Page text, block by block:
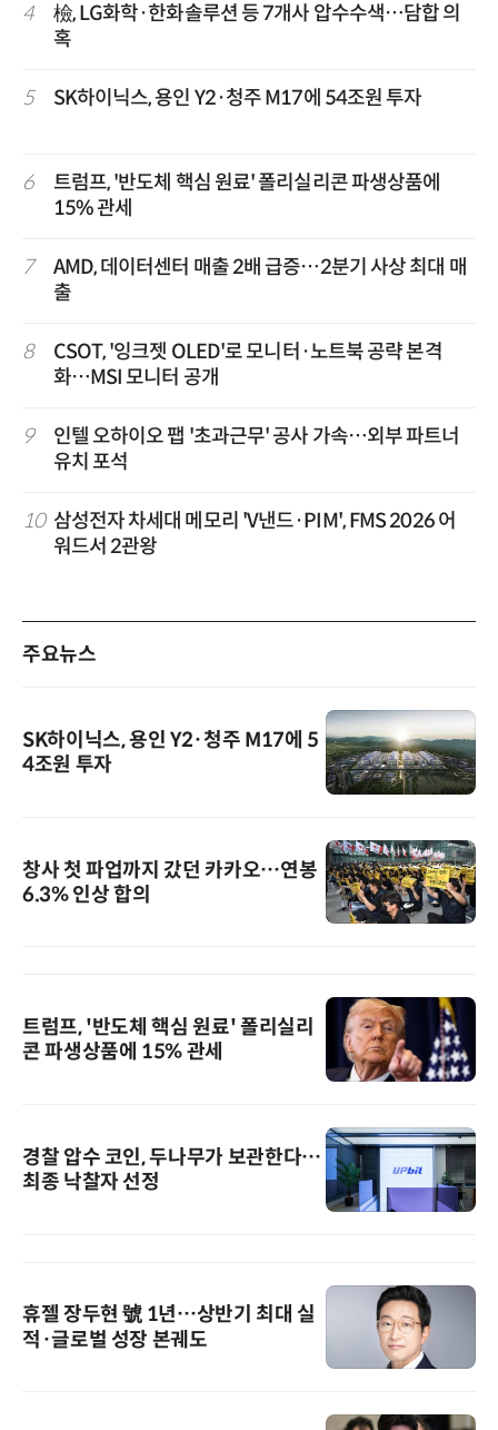
4
檢, LG화학·한화솔루션 등 7개사 압수수색…담합 의
혹
5 SK하이닉스, 용인 Y2·청주 M17에 54조원 투자
6
트럼프, '반도체 핵심 원료' 폴리실리콘 파생상품에
15% 관세
7
AMD, 데이터센터 매출 2배 급증…2분기 사상 최대 매
출
8
CSOT, '잉크젯 OLED'로 모니터·노트북 공략 본격
화…MSI 모니터 공개
9
인텔 오하이오 팹 '초과근무' 공사 가속…외부 파트너
유치 포석
10 삼성전자 차세대 메모리 'V낸드·PIM', FMS 2026 어
워드서 2관왕
주요뉴스
SK하이닉스, 용인 Y2·청주 M17에 5
4조원 투자
창사 첫 파업까지 갔던 카카오…연봉
6.3% 인상 합의
트럼프, '반도체 핵심 원료' 폴리실리
콘 파생상품에 15% 관세
경찰 압수 코인, 두나무가 보관한다…
최종 낙찰자 선정
휴젤 장두현 號 1년…상반기 최대 실
적·글로벌 성장 본궤도